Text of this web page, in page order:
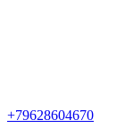
+79628604670